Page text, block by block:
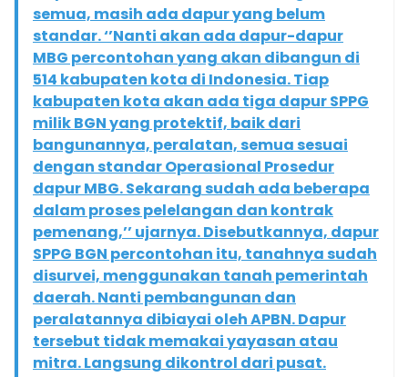
semua, masih ada dapur yang belum
standar. ‘’Nanti akan ada dapur-dapur
MBG percontohan yang akan dibangun di
514 kabupaten kota di Indonesia. Tiap
kabupaten kota akan ada tiga dapur SPPG
milik BGN yang protektif, baik dari
bangunannya, peralatan, semua sesuai
dengan standar Operasional Prosedur
dapur MBG. Sekarang sudah ada beberapa
dalam proses pelelangan dan kontrak
pemenang,’’ ujarnya. Disebutkannya, dapur
SPPG BGN percontohan itu, tanahnya sudah
disurvei, menggunakan tanah pemerintah
daerah. Nanti pembangunan dan
peralatannya dibiayai oleh APBN. Dapur
tersebut tidak memakai yayasan atau
mitra. Langsung dikontrol dari pusat.